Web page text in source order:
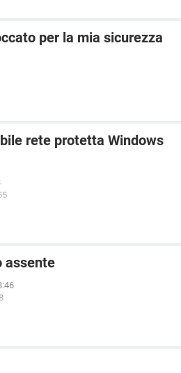
per la mia sicurezza
rete protetta Windows
assente